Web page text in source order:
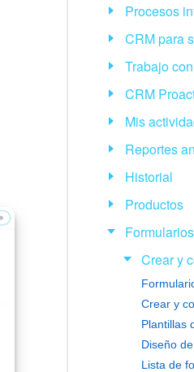
Procesos
CRM para
Trabajo
CRM
Mis
Reportes
Historial
Productos
Crear y
Crear y
Plantillas
Diseño
Lista de